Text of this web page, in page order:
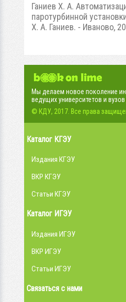
Ганиев Х. А.
паротурбинной
Х. А. Ганиев. - Иваново,
Мы делаем новое поколение
ведущих университетов и вузов
© КДУ, 2017. Все права
Каталог КГЭУ
Издания КГЭУ
ВКР КГЭУ
Статьи КГЭУ
Каталог ИГЭУ
Издания ИГЭУ
ВКР ИГЭУ
Статьи ИГЭУ
Связаться с нами